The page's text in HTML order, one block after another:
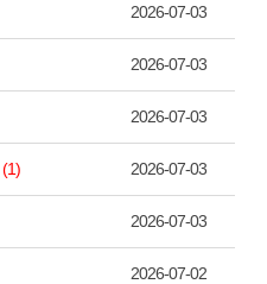
2026-07-03
2026-07-03
2026-07-03
(1) 2026-07-03
2026-07-03
2026-07-02